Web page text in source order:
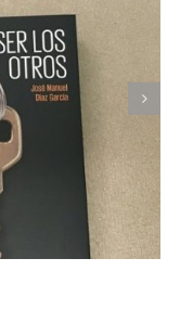
novela de Ian S.